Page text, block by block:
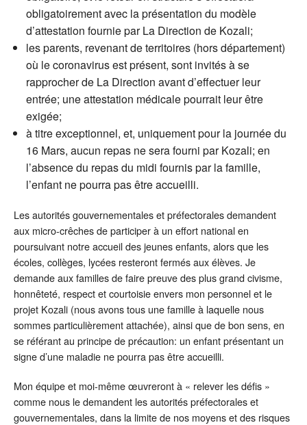
obligatoirement avec la présentation du modèle
d’attestation fournie par La Direction de Kozali;
les parents, revenant de territoires (hors département)
où le coronavirus est présent, sont invités à se
rapprocher de La Direction avant d’effectuer leur
entrée; une attestation médicale pourrait leur être
exigée;
à titre exceptionnel, et, uniquement pour la journée du
16 Mars, aucun repas ne sera fourni par Kozali; en
l’absence du repas du midi fournis par la famille,
l’enfant ne pourra pas être accueilli.
Les autorités gouvernementales et préfectorales demandent
aux micro-crêches de participer à un effort national en
poursuivant notre accueil des jeunes enfants, alors que les
écoles, collèges, lycées resteront fermés aux élèves. Je
demande aux familles de faire preuve des plus grand civisme,
honnêteté, respect et courtoisie envers mon personnel et le
projet Kozali (nous avons tous une famille à laquelle nous
sommes particulièrement attachée), ainsi que de bon sens, en
se référant au principe de précaution: un enfant présentant un
signe d’une maladie ne pourra pas être accueilli.
Mon équipe et moi-même œuvreront à « relever les défis »
comme nous le demandent les autorités préfectorales et
gouvernementales, dans la limite de nos moyens et des risques